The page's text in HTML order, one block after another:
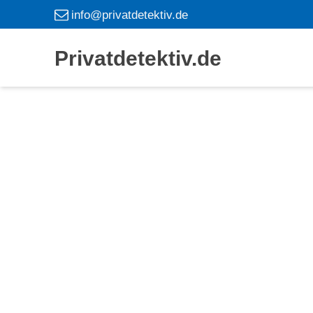
info@privatdetektiv.de
Privatdetektiv.de